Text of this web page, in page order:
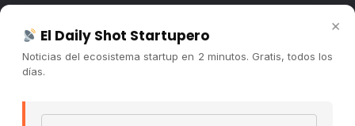
Contacto
Publicidad
×
El Daily Shot Startupero
Noticias del ecosistema startup en 2 minutos. Gratis, todos los
días.